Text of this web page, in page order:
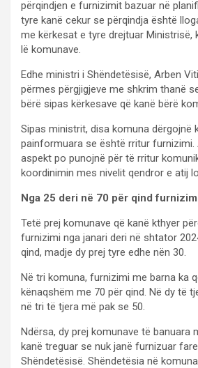
përqindjen e furnizimit bazuar në
tyre kanë cekur se përqindja është
me kërkesat e tyre drejtuar Ministrisë,
lë komunave.
Edhe ministri i Shëndetësisë, Arben
përmes përgjigjeve me shkrim thanë
bërë sipas kërkesave që kanë bërë
Sipas ministrit, disa komuna dërgojnë
painformuara se është rritur furnizimi.
aspekt po punojnë për të rritur
koordinimin mes nivelit qendror e atij
Nga 25 deri në 70 për qind furnizim
Tetë prej komunave që kanë kthyer
furnizimi nga janari deri në shtator
qind, madje dy prej tyre edhe nën 30.
Në tri komuna, furnizimi me barna ka
kënaqshëm me 70 për qind. Në dy të
në tri të tjera më pak se 50.
Ndërsa, dy prej komunave të banuara
kanë treguar se nuk janë furnizuar
Shëndetësisë. Shëndetësia në